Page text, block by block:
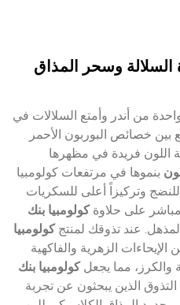
السلالة وسحر المذاق
من أندر وأمتع السلالات في
بين خصائص البوربون الأحمر
اللون فريدة في مظهرها
بنموها في مرتفعات كولومبيا
وتركيزاً أعلى للسكريات
على حلاوةكولومبيا بنك
المذهل. عند تذوقك لمنتجكولومبيا
الزهرية والفاكهية
والكرز، مما يجعلكولومبيا بنك
الذين يبحثون عن تجربة